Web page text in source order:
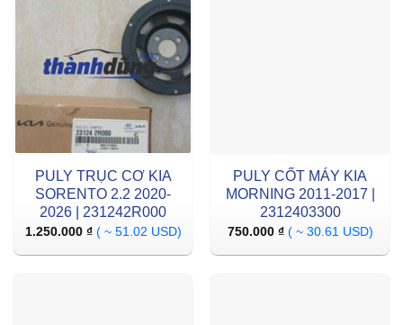
PULY TRỤC CƠ KIA
SORENTO 2.2 2020-
2026 | 231242R000
1.250.000 ₫ ( ~ 51.02 USD)
PULY CỐT MÁY KIA
MORNING 2011-2017 |
2312403300
750.000 ₫ ( ~ 30.61 USD)